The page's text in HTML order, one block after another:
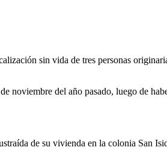
sin vida de tres personas
noviembre del año pasado, luego de
de su vivienda en la colonia San